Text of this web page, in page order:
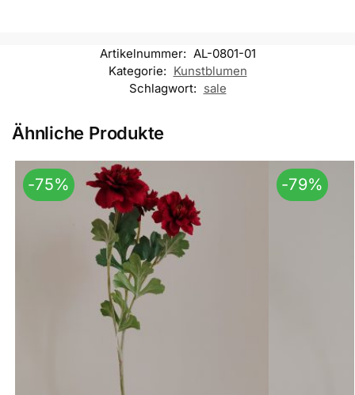
Artikelnummer: AL-0801-01
Kategorie: Kunstblumen
Schlagwort: sale
Ähnliche Produkte
-75% -79%